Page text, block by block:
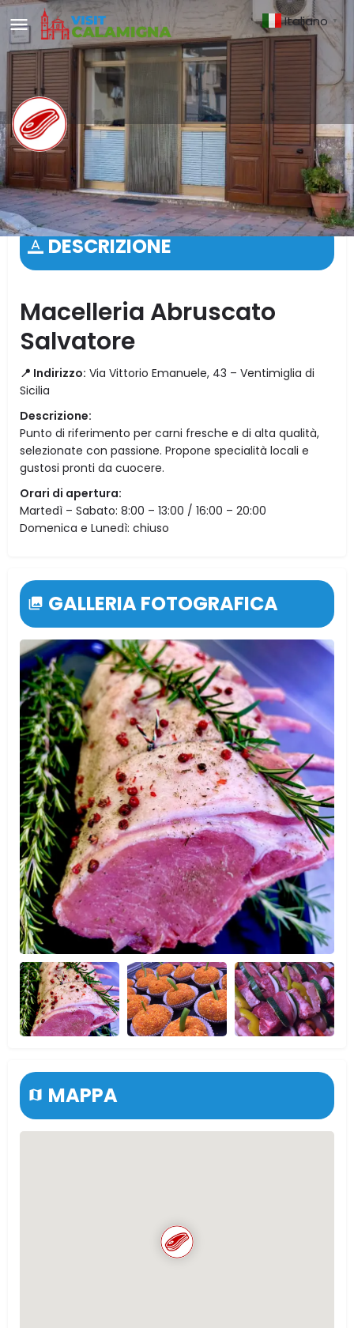
Macelleria Abruscato
Salvatore
DESCRIZIONE
Macelleria Abruscato
Salvatore
📍 Indirizzo: Via Vittorio Emanuele, 43 – Ventimiglia di
Sicilia
Descrizione:
Punto di riferimento per carni fresche e di alta qualità,
selezionate con passione. Propone specialità locali e
gustosi pronti da cuocere.
Orari di apertura:
Martedì – Sabato: 8:00 – 13:00 / 16:00 – 20:00
Domenica e Lunedì: chiuso
GALLERIA FOTOGRAFICA
MAPPA
Italiano ▼